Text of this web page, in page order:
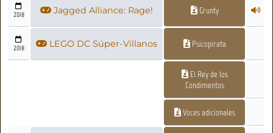
2018 Jagged Alliance: Rage! Grunty
2018 LEGO DC Súper-Villanos Psicopirata
El Rey de los
Condimentos
Voces adicionales